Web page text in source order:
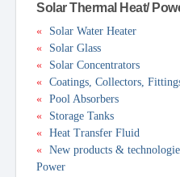
Solar Thermal Heat/
«
Solar Water Heater
«
Solar Glass
«
Solar Concentrators
« Coatings, Collectors,
« Pool Absorbers
«
Storage Tanks
« Heat Transfer Fluid
« New products &
Power